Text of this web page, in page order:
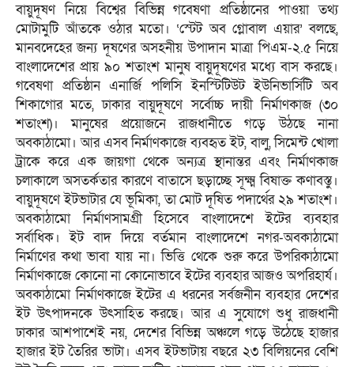
বায়ুদূষণ নিয়ে বিশ্বের বিভিন্ন গবেষণা প্রতিষ্ঠানের পাওয়া তথ্য
মোটামুটি আঁতকে ওঠার মতো। ‘স্টেট অব গ্লোবাল এয়ার’ বলছে,
মানবদেহের জন্য দূষণের অসহনীয় উপাদান মাত্রা পিএম-২.৫ নিয়ে
বাংলাদেশের প্রায় ৯০ শতাংশ মানুষ বায়ুদূষণের মধ্যে বাস করছে।
গবেষণা প্রতিষ্ঠান এনার্জি পলিসি ইনস্টিটিউট ইউনিভার্সিটি অব
শিকাগোর মতে, ঢাকার বায়ুদূষণে সর্বোচ্চ দায়ী নির্মাণকাজ (৩০
শতাংশ)। মানুষের প্রয়োজনে রাজধানীতে গড়ে উঠছে নানা
অবকাঠামো। আর এসব নির্মাণকাজে ব্যবহৃত ইট, বালু, সিমেন্ট খোলা
ট্রাকে করে এক জায়গা থেকে অন্যত্র স্থানান্তর এবং নির্মাণকাজ
চলাকালে অসতর্কতার কারণে বাতাসে ছড়াচ্ছে সূক্ষ্ম বিষাক্ত কণাবস্তু।
বায়ুদূষণে ইটভাটার যে ভূমিকা, তা মোট দূষিত পদার্থের ২৯ শতাংশ।
অবকাঠামো নির্মাণসামগ্রী হিসেবে বাংলাদেশে ইটের ব্যবহার
সর্বাধিক। ইট বাদ দিয়ে বর্তমান বাংলাদেশে নগর-অবকাঠামো
নির্মাণের কথা ভাবা যায় না। ভিত্তি থেকে শুরু করে উপরিকাঠামো
নির্মাণকাজে কোনো না কোনোভাবে ইটের ব্যবহার আজও অপরিহার্য।
অবকাঠামো নির্মাণকাজে ইটের এ ধরনের সর্বজনীন ব্যবহার দেশের
ইট উৎপাদনকে উৎসাহিত করছে। আর এ সুযোগে শুধু রাজধানী
ঢাকার আশপাশেই নয়, দেশের বিভিন্ন অঞ্চলে গড়ে উঠেছে হাজার
হাজার ইট তৈরির ভাটা। এসব ইটভাটায় বছরে ২৩ বিলিয়নের বেশি